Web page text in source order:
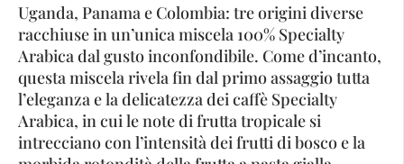
Uganda, Panama e Colombia: tre origini diverse
racchiuse in un’unica miscela 100% Specialty
Arabica dal gusto inconfondibile. Come d’incanto,
questa miscela rivela fin dal primo assaggio tutta
l’eleganza e la delicatezza dei caffè Specialty
Arabica, in cui le note di frutta tropicale si
intrecciano con l’intensità dei frutti di bosco e la